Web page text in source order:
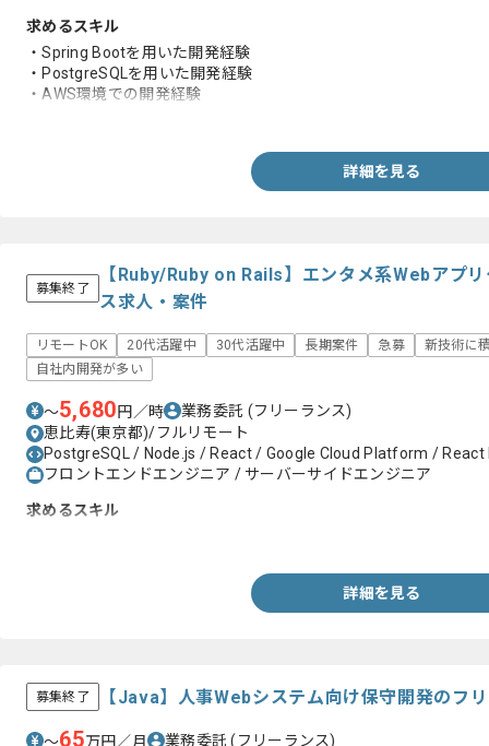
求めるスキル
・Spring Bootを用いた開発経験
・PostgreSQLを用いた開発経験
・AWS環境での開発経験
詳細を見る
募集終了
【Ruby/Ruby on Rails】エンタメ系Webアプ
ス求人・案件
リモートOK 20代活躍中 30代活躍中 長期案件 急募
新技術に
自社内開発が多い
〜5,680円／時 業務委託 (フリーランス)
恵比寿(東京都)/フルリモート
PostgreSQL / Node.js / React / Google Cloud Platform /
フロントエンドエンジニア / サーバーサイドエンジニア
求めるスキル
詳細を見る
募集終了 【Java】人事Webシステム向け保守開発のフ
〜65万円／月 業務委託(フリーランス)